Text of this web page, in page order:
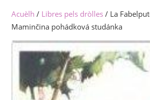
Acuèlh / Libres pels dròlles/ La
Maminčina pohádková studánka